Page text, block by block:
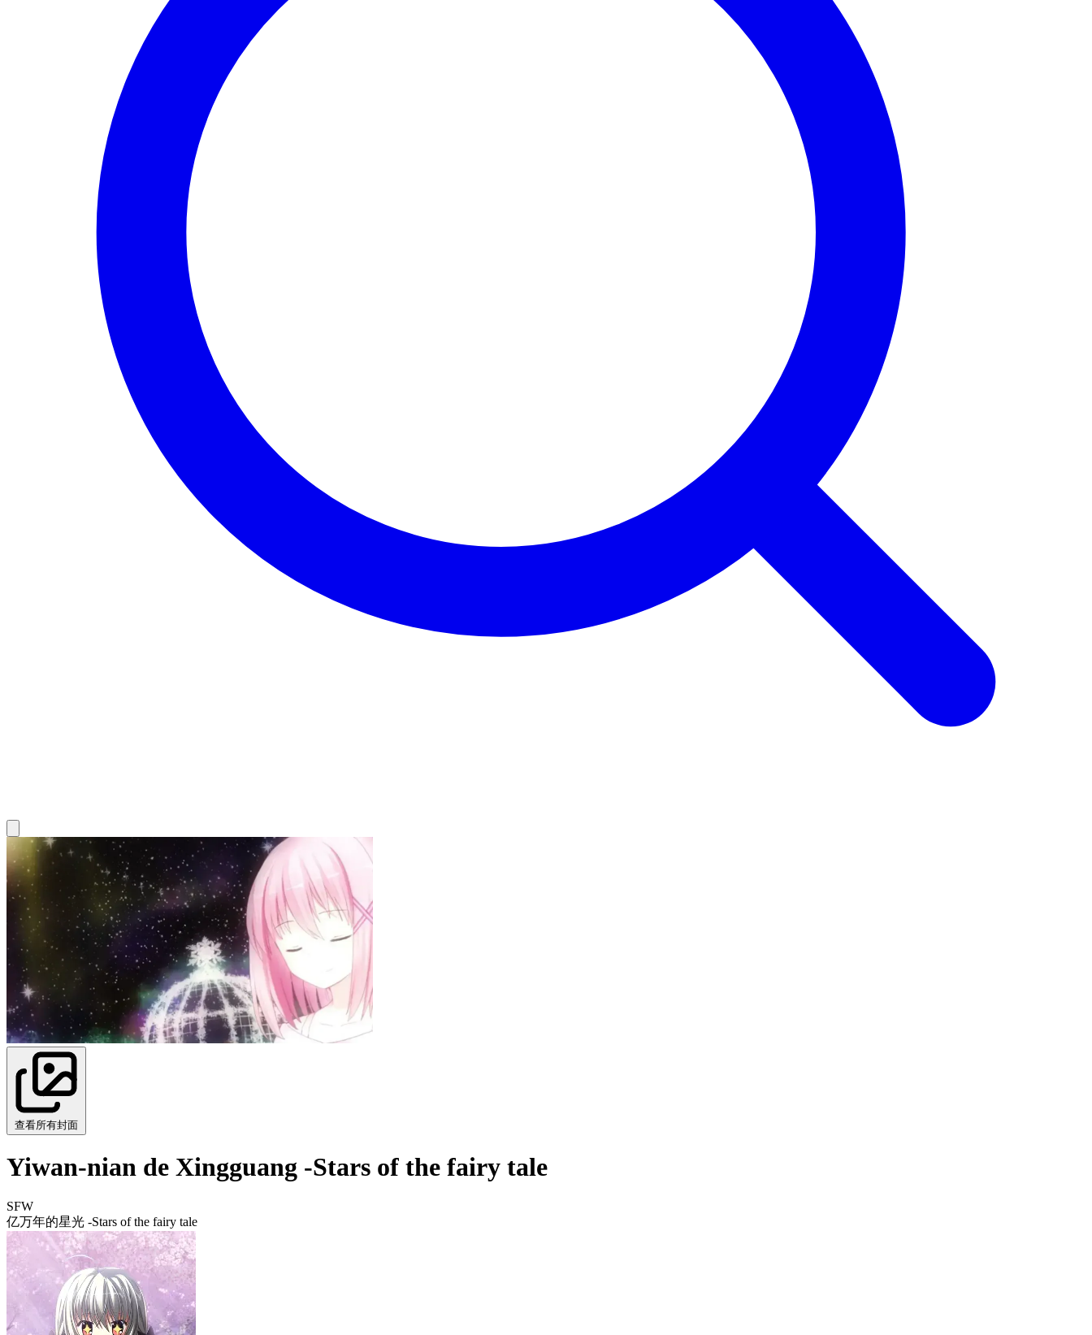
查看所有封面
Yiwan-nian de Xingguang -Stars of the fairy tale
SFW
亿万年的星光 -Stars of the fairy tale